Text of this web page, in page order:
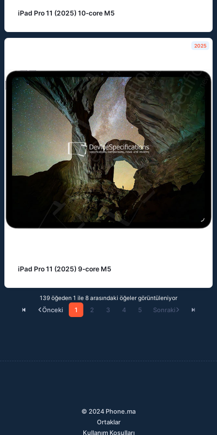
iPad Pro 11 (2025) 10-core M5
2025
iPad Pro 11 (2025) 9-core M5
139 öğeden 1 ile 8 arasındaki öğeler görüntüleniyor
Önceki
1 2 3 4 5 Sonraki
© 2024 Phone.ma
Ortaklar
Kullanım Koşulları